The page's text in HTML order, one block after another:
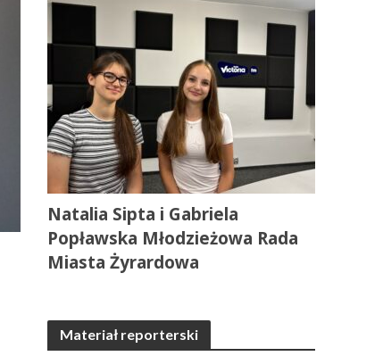
Natalia Sipta i Gabriela
Popławska Młodzieżowa Rada
Miasta Żyrardowa
Materiał reporterski